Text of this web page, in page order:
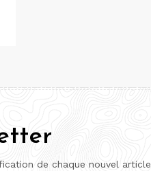
de chaque nouvel article